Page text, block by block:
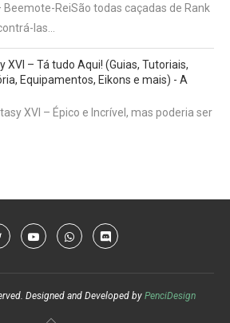
Beemote-ReiSão todas caçadas de Rank
las…
XVI – Tá tudo Aqui! (Guias, Tutoriais,
Equipamentos, Eikons e mais) - A
XVI – Épico e Incrível, mas poderia ser
Designed and Developed by PenciDesign